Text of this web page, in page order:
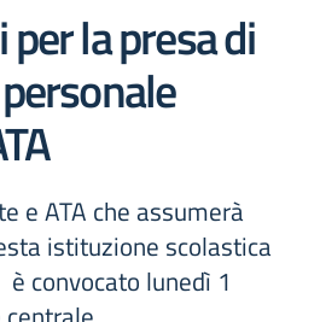
la presa di
e ATA che assumerà
istituzione scolastica
convocato lunedì 1